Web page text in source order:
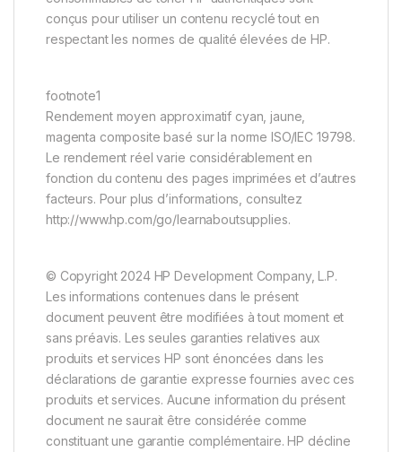
conçus pour utiliser un contenu recyclé tout en
respectant les normes de qualité élevées de HP.
footnote1
Rendement moyen approximatif cyan, jaune,
magenta composite basé sur la norme ISO/IEC 19798.
Le rendement réel varie considérablement en
fonction du contenu des pages imprimées et d’autres
facteurs. Pour plus d’informations, consultez
http://www.hp.com/go/learnaboutsupplies.
© Copyright 2024 HP Development Company, L.P.
Les informations contenues dans le présent
document peuvent être modifiées à tout moment et
sans préavis. Les seules garanties relatives aux
produits et services HP sont énoncées dans les
déclarations de garantie expresse fournies avec ces
produits et services. Aucune information du présent
document ne saurait être considérée comme
constituant une garantie complémentaire. HP décline